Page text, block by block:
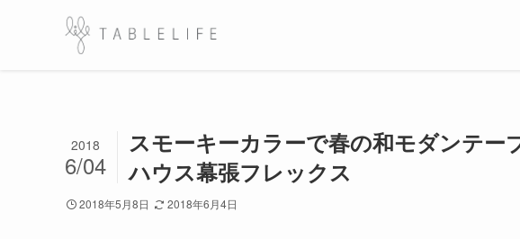
スモーキーカラーで春の和モダンテー
ハウス幕張フレックス
2018
6/04
2018年5月8日 2018年6月4日